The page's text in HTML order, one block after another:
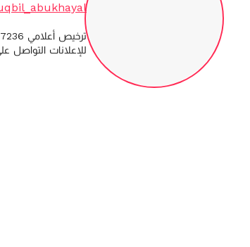
للإعلانات التواصل على ( 0507096515 )